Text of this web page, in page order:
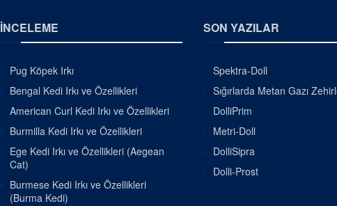
İNCELEME
Pug Köpek Irkı
Bengal Kedi Irkı ve Özellikleri
American Curl Kedi Irkı ve Özellikleri
Burmilla Kedi Irkı ve Özellikleri
Ege Kedi Irkı ve Özellikleri (Aegean
Cat)
Burmese Kedi Irkı ve Özellikleri
(Burma Kedi)
SON YAZILAR
Spektra-Doll
Sığırlarda Metan Gazı
DolliPrim
Metri-Doll
DolliSipra
Dolli-Prost